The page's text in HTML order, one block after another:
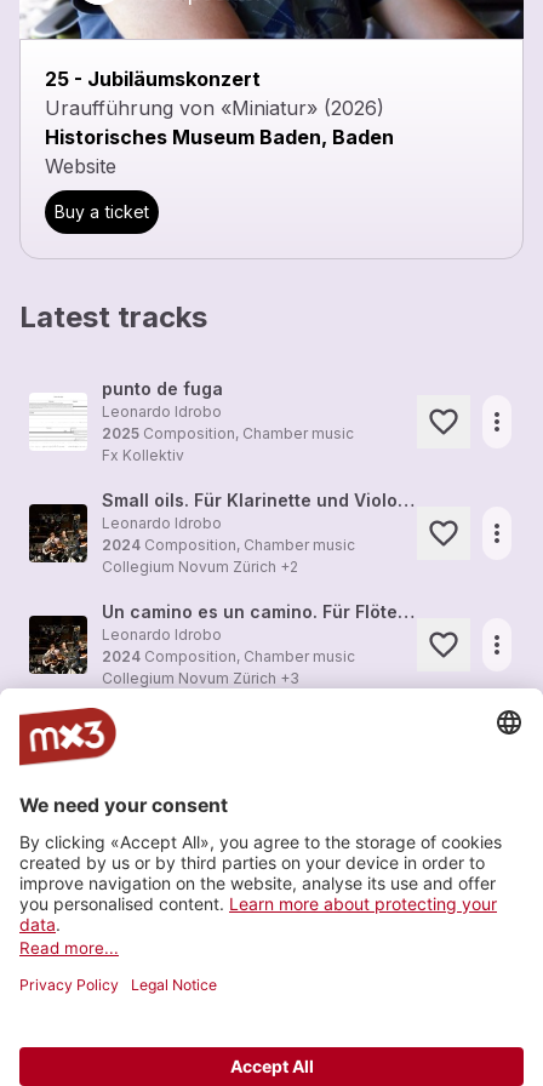
25 - Jubiläumskonzert
Uraufführung von «Miniatur» (2026)
Historisches Museum Baden, Baden
Website
Buy a ticket
Latest tracks
punto de fuga
Leonardo Idrobo
2025 Composition, Chamber music
Fx Kollektiv
more_horiz
Small oils. Für Klarinette und Violoncello (2011)
Leonardo Idrobo
2024 Composition, Chamber music
Collegium Novum Zürich +2
more_horiz
Un camino es un camino. Für Flöte, Klarinette und Klavier (2002)
Leonardo Idrobo
2024 Composition, Chamber music
Collegium Novum Zürich +3
more_horiz
Leonardo Idrobo
kerekere. Für Bassflöte, Bassklarinette, Schlagzeug, präpariertes Klavier und Kontrabass (2022)
Leonardo Idrobo
2023Composition, Chamber music
Jürg Henneberger +1
more_horiz